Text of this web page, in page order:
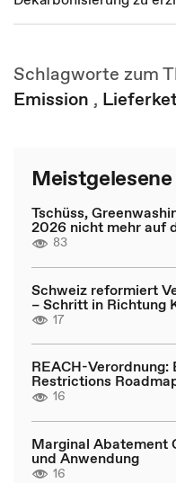
Schlagworte zum
Emission ,
Tschüss,
2026 nicht mehr auf
83
Schweiz reformiert
– Schritt in Richtung
17
REACH-
Restrictions
16
Marginal Abatement
und Anwendung
16